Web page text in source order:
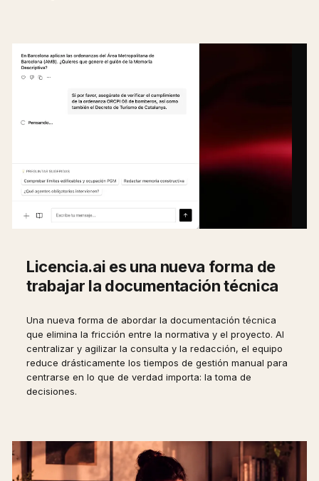
Licencia.ai es una nueva forma de
trabajar la documentación técnica
Una nueva forma de abordar la documentación técnica
que elimina la fricción entre la normativa y el proyecto. Al
centralizar y agilizar la consulta y la redacción, el equipo
reduce drásticamente los tiempos de gestión manual para
centrarse en lo que de verdad importa: la toma de
decisiones.